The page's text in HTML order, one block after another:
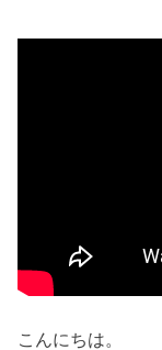
こんにちは。